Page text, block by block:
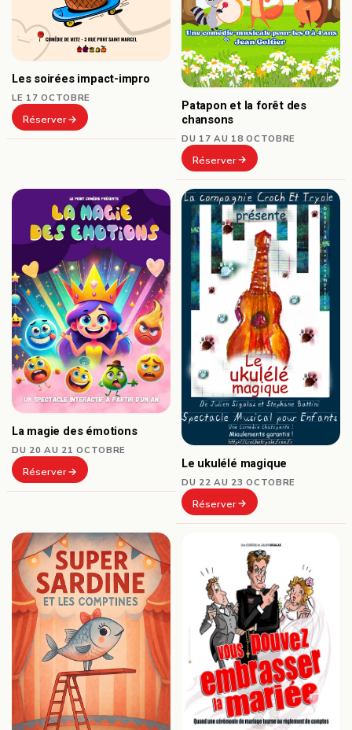
Les soirées impact-impro
LE 17 OCTOBRE
Réserver
Patapon et la forêt des
chansons
DU 17 AU 18 OCTOBRE
Réserver
La magie des émotions
DU 20 AU 21 OCTOBRE
Réserver
Le ukulélé magique
DU 22 AU 23 OCTOBRE
Réserver